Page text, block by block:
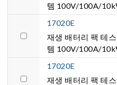
템 100V/100A/
17020E
재생 배터리 팩 테
템 100V/100A/
17020E
재생 배터리 팩 테